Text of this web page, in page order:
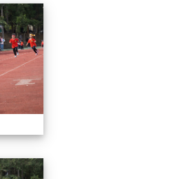
1091024運動會
1091024運動會